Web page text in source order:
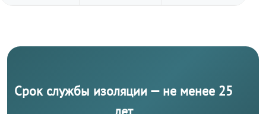
Срок службы изоляции — не менее 25